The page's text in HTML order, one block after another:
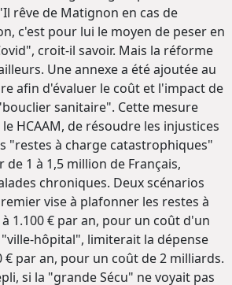
rêve de Matignon en cas de
c'est pour lui le moyen de peser en
croit-il savoir. Mais la réforme
Une annexe a été ajoutée au
afin d'évaluer le coût et l'impact de
sanitaire". Cette mesure
HCAAM, de résoudre les injustices
"restes à charge catastrophiques"
1 à 1,5 million de Français,
chroniques. Deux scénarios
vise à plafonner les restes à
1.100 € par an, pour un coût d'un
hôpital", limiterait la dépense
€ par an, pour un coût de 2 milliards.
si la "grande Sécu" ne voyait pas